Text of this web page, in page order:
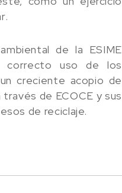
de la ESIME
correcto uso de los
creciente acopio de
de ECOCE y sus
de reciclaje.